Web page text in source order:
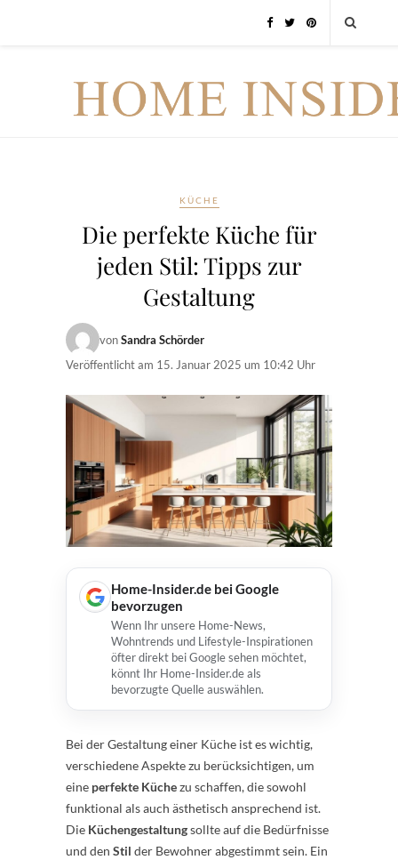
KÜCHE
Die perfekte Küche für
jeden Stil: Tipps zur
Gestaltung
vonSandra Schörder
Veröffentlicht am 15. Januar 2025 um 10:42 Uhr
Home-Insider.de bei Google
bevorzugen
Wenn Ihr unsere Home-News,
Wohntrends und Lifestyle-Inspirationen
öfter direkt bei Google sehen möchtet,
könnt Ihr Home-Insider.de als
bevorzugte Quelle auswählen.
Bei der Gestaltung einer Küche ist es wichtig,
verschiedene Aspekte zu berücksichtigen, um
eine perfekte Küchezu schaffen, die sowohl
funktional als auch ästhetisch ansprechend ist.
Die Küchengestaltungsollte auf die Bedürfnisse
und den Stil der Bewohner abgestimmt sein. Ein